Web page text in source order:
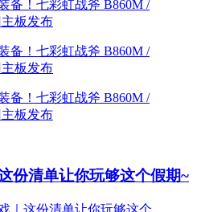
份清单让你玩够这个假期~